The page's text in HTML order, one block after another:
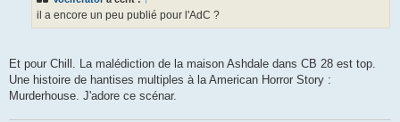
il a encore un peu publié pour l'AdC ?
Et pour Chill. La malédiction de la maison Ashdale dans CB 28 est top.
Une histoire de hantises multiples à la American Horror Story :
Murderhouse. J'adore ce scénar.